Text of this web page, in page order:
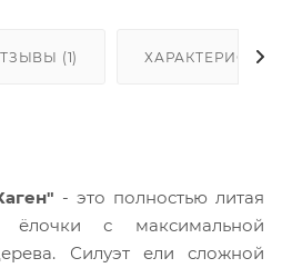
(1)
- это полностью литая
ёлочки с максимальной
Силуэт ели сложной